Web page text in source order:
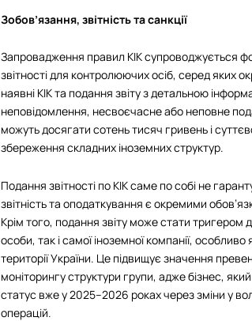
Зобов’язання, звітність та санкції
Запровадження правил КІК супроводжується
звітності для контролюючих осіб, серед яких
наявні КІК та подання звіту з детальною
неповідомлення, несвоєчасне або неповне
можуть досягати сотень тисяч гривень і
збереження складних іноземних структур.
Подання звітності по КІК саме по собі не
звітність та оподаткування є окремими
Крім того, подання звіту може стати тригером
особи, так і самої іноземної компанії,
території України. Це підвищує значення
моніторингу структури групи, адже бізнес,
статус вже у 2025–2026 роках через зміни у
операцій.